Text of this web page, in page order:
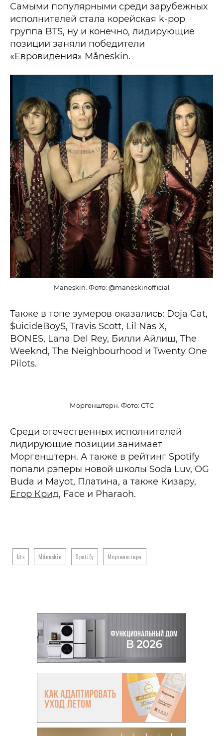
Самыми популярными среди зарубежных
исполнителей стала корейская k-pop
группа BTS, ну и конечно, лидирующие
позиции заняли победители
«Евровидения» Måneskin.
Maneskin. Фото: @maneskinofficial
Также в топе зумеров оказались: Doja Cat,
$uicideBoy$, Travis Scott, Lil Nas X,
BONES, Lana Del Rey, Билли Айлиш, The
Weeknd, The Neighbourhood и Twenty One
Pilots.
Моргенштерн. Фото: СТС
Среди отечественных исполнителей
лидирующие позиции занимает
Моргенштерн. А также в рейтинг Spotify
попали рэперы новой школы Soda Luv, OG
Buda и Mayot, Платина, а также Кизару,
Егор Крид, Face и Pharaoh.
bts Måneskin Spotify Моргенштерн